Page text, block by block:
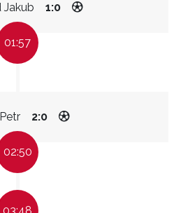
1:0
01:57
2:0
02:50